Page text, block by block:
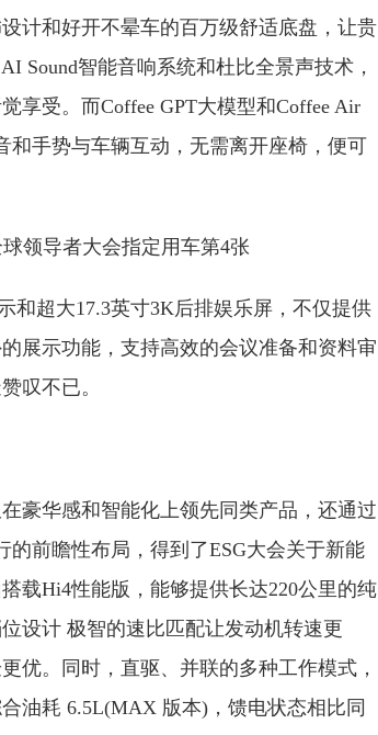
计和好开不晕车的百万级舒适底盘，让贵
Sound智能音响系统和杜比全景声技术，
享受。而Coffee GPT大模型和Coffee Air
和手势与车辆互动，无需离开座椅，便可
和超大17.3英寸3K后排娱乐屏，不仅提供
展示功能，支持高效的会议准备和资料审
叹不已。
豪华感和智能化上领先同类产品，还通过
前瞻性布局，得到了ESG大会关于新能
载Hi4性能版，能够提供长达220公里的纯
设计 极智的速比匹配让发动机转速更
优。同时，直驱、并联的多种工作模式，
油耗 6.5L(MAX 版本)，馈电状态相比同